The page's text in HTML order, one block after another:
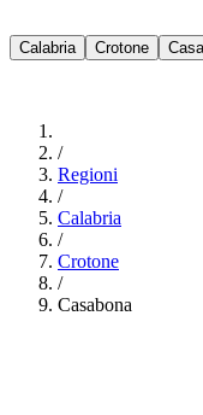
Calabria Crotone
/
Regioni
/
Calabria
/
Crotone
/
Casabona